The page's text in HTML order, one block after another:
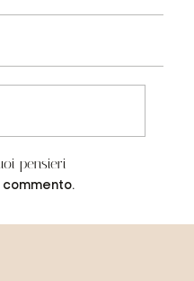
pensieri